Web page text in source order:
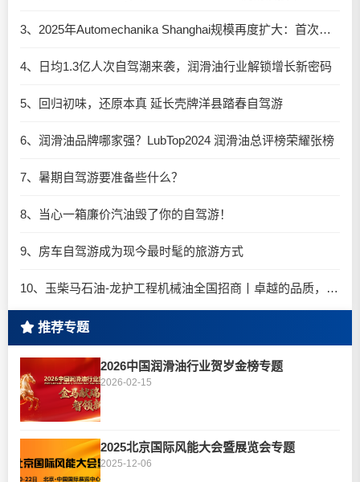
3、2025年Automechanika Shanghai规模再度扩大：首次启用国家会展中心（上海）全部15个展馆
4、日均1.3亿人次自驾潮来袭，润滑油行业解锁增长新密码​
5、回归初味，还原本真 延长壳牌洋县踏春自驾游
6、润滑油品牌哪家强？LubTop2024 润滑油总评榜荣耀张榜
7、暑期自驾游要准备些什么？
8、当心一箱廉价汽油毁了你的自驾游！
9、房车自驾游成为现今最时髦的旅游方式
10、玉柴马石油-龙护工程机械油全国招商丨卓越的品质，专业的品牌！
推荐专题
2026中国润滑油行业贺岁金榜专题
2026-02-15
2025北京国际风能大会暨展览会专题
2025-12-06